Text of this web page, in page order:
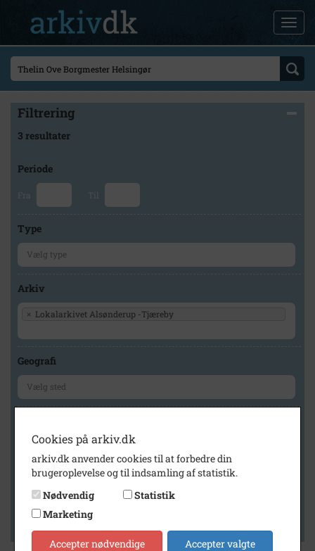
Filtrering
3 resultater
Periode
Fra Til
Type
Arkiv
× Lokalarkivet Alsønderup -Tjæreby
Geografi
Vis kun med billeder
Vis kun med filmklip
Vis kun med kilder
Cookies på arkiv.dk
arkiv.dk anvender cookies til at forbedre din
brugeroplevelse og til indsamling af statistik.
Nødvendig
Statistik
Marketing
Accepter nødvendige Accepter valgte